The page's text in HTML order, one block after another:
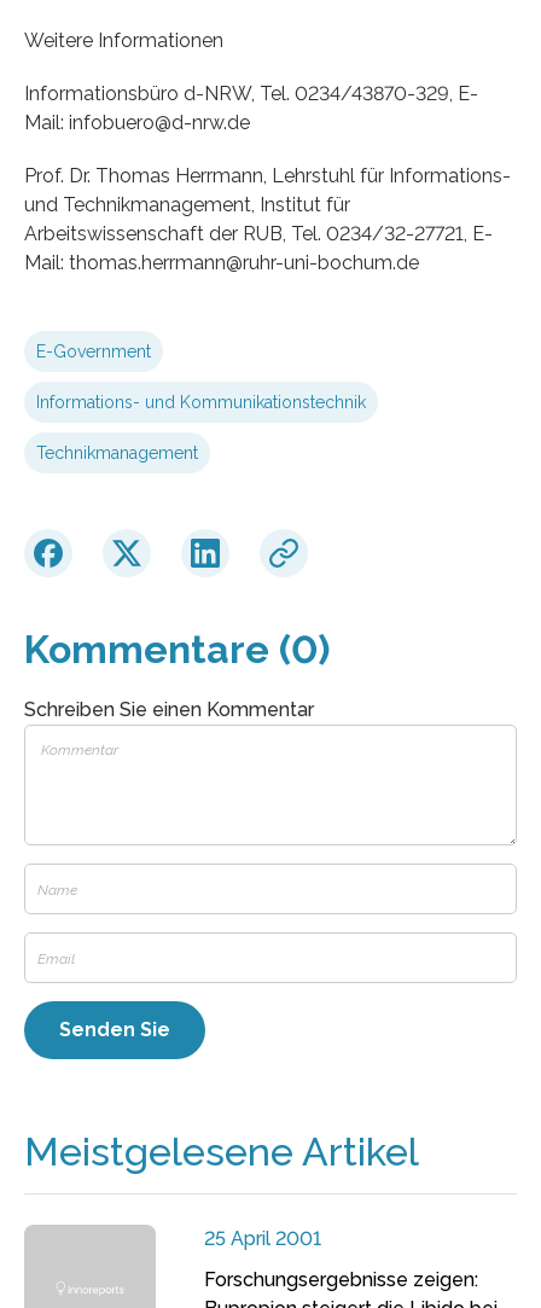
Weitere Informationen
Informationsbüro d-NRW, Tel. 0234/43870-329, E-
Mail: infobuero@d-nrw.de
Prof. Dr. Thomas Herrmann, Lehrstuhl für Informations-
und Technikmanagement, Institut für
Arbeitswissenschaft der RUB, Tel. 0234/32-27721, E-
Mail: thomas.herrmann@ruhr-uni-bochum.de
E-Government
Informations- und Kommunikationstechnik
Technikmanagement
Kommentare (0)
Schreiben Sie einen Kommentar
Meistgelesene Artikel
25 April 2001
Forschungsergebnisse zeigen: